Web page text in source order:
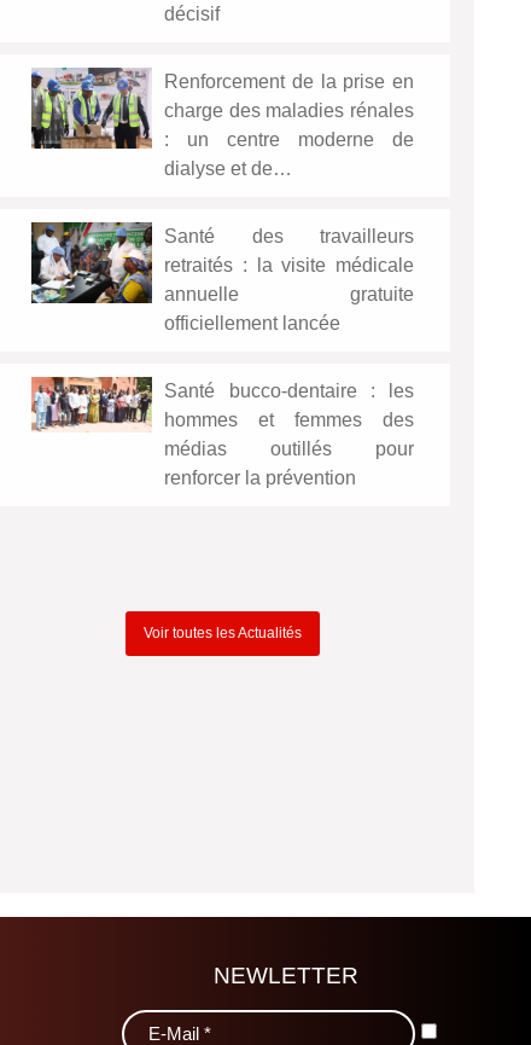
décisif
Renforcement de la prise en
charge des maladies rénales
: un centre moderne de
dialyse et de…
Santé des travailleurs
retraités : la visite médicale
annuelle gratuite
officiellement lancée
Santé bucco-dentaire : les
hommes et femmes des
médias outillés pour
renforcer la prévention
Voir toutes les Actualités
NEWLETTER